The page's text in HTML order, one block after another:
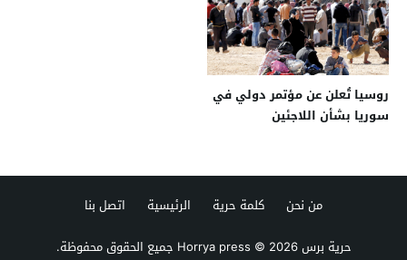
روسيا تُعلن عن مؤتمر دولي في
سوريا بشأن اللاجئين
من نحن كلمة حرية الرئيسية
اتصل بنا
حرية برس Horrya press© 2026 جميع الحقوق محفوظة.